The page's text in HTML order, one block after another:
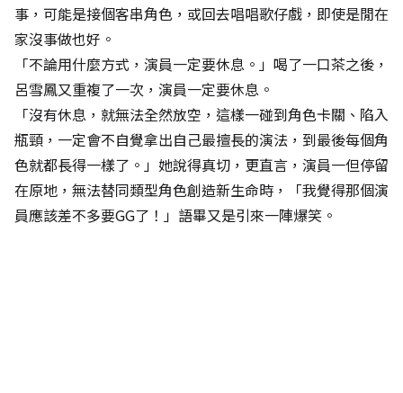
事，可能是接個客串角色，或回去唱唱歌仔戲，即使是閒在
家沒事做也好。
「不論用什麼方式，演員一定要休息。」喝了一口茶之後，
呂雪鳳又重複了一次，演員一定要休息。
「沒有休息，就無法全然放空，這樣一碰到角色卡關、陷入
瓶頸，一定會不自覺拿出自己最擅長的演法，到最後每個角
色就都長得一樣了。」她說得真切，更直言，演員一但停留
在原地，無法替同類型角色創造新生命時，「我覺得那個演
員應該差不多要GG了！」語畢又是引來一陣爆笑。